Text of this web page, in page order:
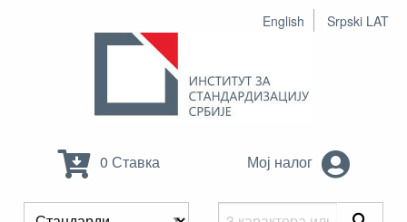
English Srpski LAT
0 Ставка Мој налог